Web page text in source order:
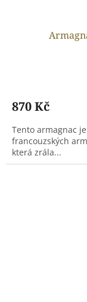
870 Kč
Tento armagnac
francouzských
která zrála...